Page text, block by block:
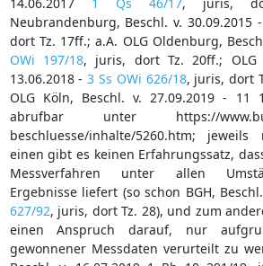
Neubrandenburg, Beschl. v. 30.09.2015
dort Tz. 17ff.; a.A. OLG Oldenburg,
OWi 197/18, juris, dort Tz. 20ff.; OLG
13.06.2018 -3 Ss OWi 626/18, juris, dort
OLG Köln, Beschl. v. 27.09.2019 - 11
abrufbar unter https://
beschluesse/inhalte/5260.htm;
einen gibt es keinen Erfahrungssatz,
Messverfahren unter allen
Ergebnisse liefert (so schon BGH,
627/92, juris, dort Tz. 28), und zum
einen Anspruch darauf, nur
gewonnener Messdaten verurteilt zu